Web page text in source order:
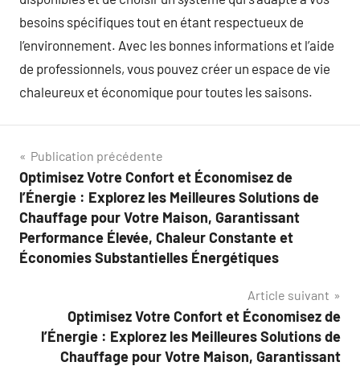
besoins spécifiques tout en étant respectueux de
l’environnement. Avec les bonnes informations et l’aide
de professionnels, vous pouvez créer un espace de vie
chaleureux et économique pour toutes les saisons.
Navigation
de
l’article
Publication précédente
Optimisez Votre Confort et Économisez de
l’Énergie : Explorez les Meilleures Solutions de
Chauffage pour Votre Maison, Garantissant
Performance Élevée, Chaleur Constante et
Économies Substantielles Énergétiques
Article suivant
Optimisez Votre Confort et Économisez de
l’Énergie : Explorez les Meilleures Solutions de
Chauffage pour Votre Maison, Garantissant